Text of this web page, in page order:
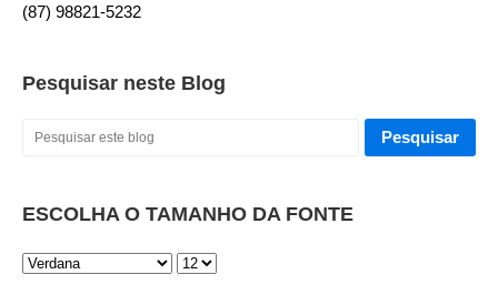
(87) 98821-5232
Pesquisar neste Blog
ESCOLHA O TAMANHO DA FONTE